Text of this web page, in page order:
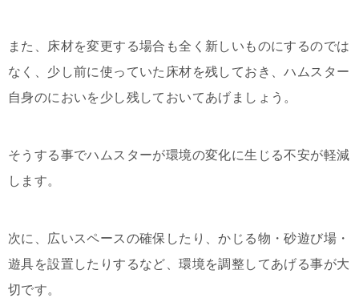
また、床材を変更する場合も全く新しいものにするのでは
なく、少し前に使っていた床材を残しておき、ハムスター
自身のにおいを少し残しておいてあげましょう。
そうする事でハムスターが環境の変化に生じる不安が軽減
します。
次に、広いスペースの確保したり、かじる物・砂遊び場・
遊具を設置したりするなど、環境を調整してあげる事が大
切です。